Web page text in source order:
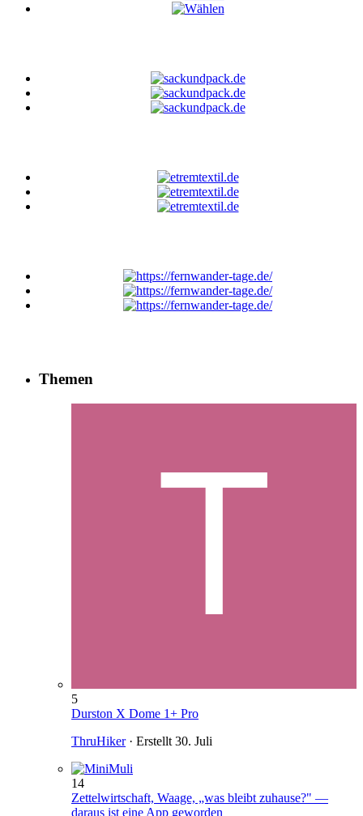
Themen
5
Durston X Dome 1+ Pro
ThruHiker· Erstellt 30. Juli
14
Zettelwirtschaft, Waage, „was bleibt zuhause?" —
daraus ist eine App geworden